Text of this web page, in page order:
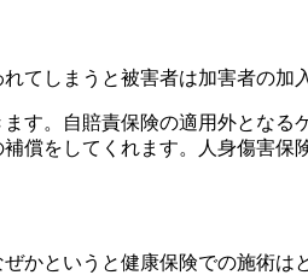
しまうと被害者は加害者の加
す。自賠責保険の適用外とな
償をしてくれます。人身傷害
かというと健康保険での施術